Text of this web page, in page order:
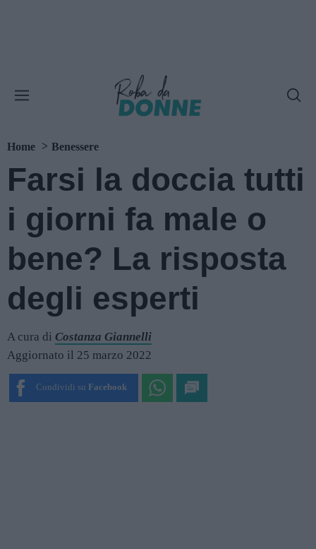
Home Benessere
Farsi la doccia tutti
i giorni fa male o
bene? La risposta
degli esperti
A cura di Costanza Giannelli
Aggiornato il 25 marzo 2022
Condividi su Facebook